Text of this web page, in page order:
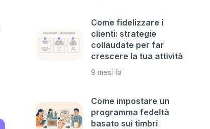
Come fidelizzare i
clienti: strategie
collaudate per far
crescere la tua attività
9 mesi fa
Come impostare un
programma fedeltà
basato sui timbri